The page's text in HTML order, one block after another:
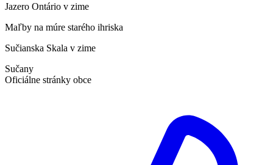
Jazero Ontário v zime
Maľby na múre starého ihriska
Sučianska Skala v zime
Sučany
Oficiálne stránky obce